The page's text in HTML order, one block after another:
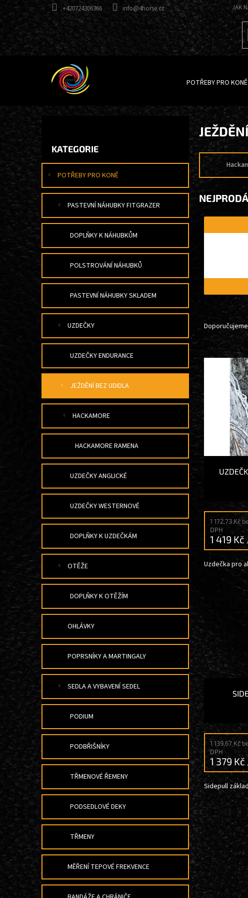
+420724306366 info@4horse.cz JAK
POTŘEBY PRO KONĚ
P
R
N
N
P
E
kategorie
KATEGORIE
POTŘEBY PRO KONĚ
PASTEVNÍ NÁHUBKY FITGRAZER
DOPLŇKY K NÁHUBKŮM
POLSTROVÁNÍ NÁHUBKŮ
PASTEVNÍ NÁHUBKY SKLADEM
UZDEČKY
UZDEČKY ENDURANCE
JEŽDĚNÍ BEZ UDIDLA
HACKAMORE
HACKAMORE RAMENA
UZDEČKY ANGLICKÉ
UZDEČKY WESTERNOVÉ
DOPLŇKY K UZDEČKÁM
OTĚŽE
DOPLŇKY K OTĚŽÍM
OHLÁVKY
POPRSNÍKY A MARTINGALY
SEDLA A VYBAVENÍ SEDEL
PODIUM
PODBŘIŠNÍKY
TŘMENOVÉ ŘEMENY
PODSEDLOVÉ DEKY
TŘMENY
MĚŘENÍ TEPOVÉ FREKVENCE
A
N
R
O
D
K
Ů
Doporučujeme
V
S
P
O
U
1 172,73 Kč
DPH
1 419 Kč
Uzdečka pro
1 139,67 Kč
DPH
1 379 Kč
Sidepull